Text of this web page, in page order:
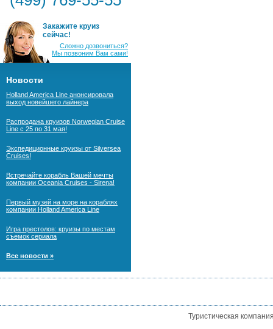
Закажите круиз
сейчас!
Сложно дозвониться?
Мы позвоним Вам сами!
Новости
Holland America Line анонсировала
выход новейшего лайнера
Распродажа круизов Norwegian Cruise
Line с 25 по 31 мая!
Экспедиционные круизы от Silversea
Cruises!
Встречайте корабль Вашей мечты
компании Oceania Cruises - Sirena!
Первый музей на море на кораблях
компании Holland America Line
Игра престолов: круизы по местам
съемок сериала
Все новости »
Туристическая